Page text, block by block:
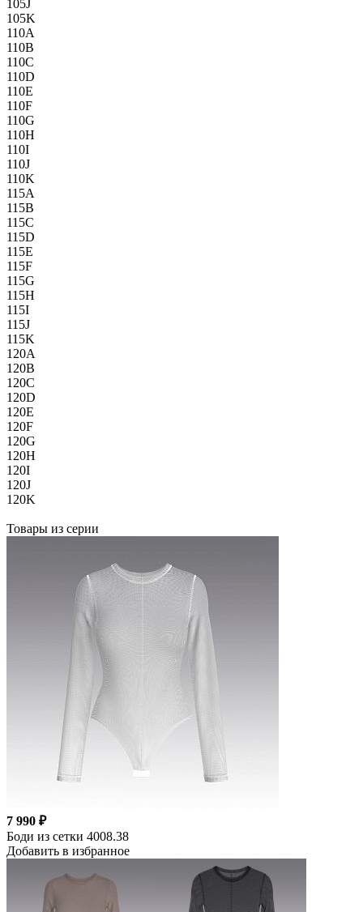
105J
105K
110A
110B
110C
110D
110E
110F
110G
110H
110I
110J
110K
115A
115B
115C
115D
115E
115F
115G
115H
115I
115J
115K
120A
120B
120C
120D
120E
120F
120G
120H
120I
120J
120K
Товары из серии
7 990 ₽
Боди из сетки 4008.38
Добавить в избранное